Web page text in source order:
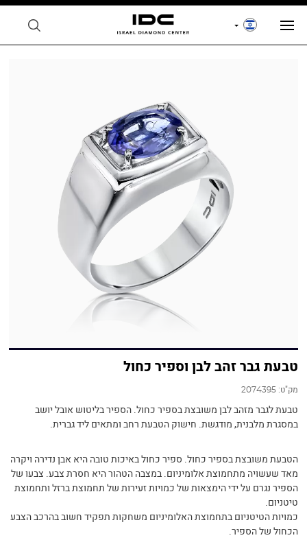
טבעת גבר זהב לבן וספיר כחול
מק"ט:2074395
טבעת לגבר מזהב לבן משובצת בספיר כחול. הספיר בליטוש אובל יושב
במסגרת מלבנית, מודגשת. חישוק הטבעת רחב ומתאים ליד גברית.
הטבעת משובצת בספיר כחול. ספיר כחול באיכות טובה היא אבן נדירה ויקרה
מאד שעשויה מתחמוצת אלומיניום. במצבה הטהור היא חסרת צבע. צבעו של
הספיר נגרם על ידי הימצאות של כמויות זעירות של תחמוצת ברזל ותחמוצת
טיטניום.
כמויות הטיטניום בתחמוצת האלומיניום משחקות תפקיד חשוב בהרכב הצבע
הכחול של הספיר.